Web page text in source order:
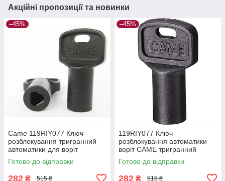
Акційні пропозиції та новинки
–45%
Came 119RIY077 Ключ
розблокування тригранний
автоматики для воріт
Готово до відправки
282 ₴ 515 ₴
–45%
119RIY077 Ключ
розблокування автоматики
воріт CAME тригранний
Готово до відправки
282 ₴ 515 ₴